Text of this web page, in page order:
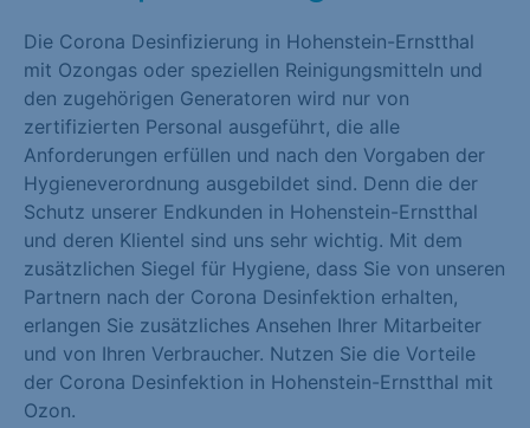
Die Corona Desinfizierung in Hohenstein-Ernstthal
mit Ozongas oder speziellen Reinigungsmitteln und
den zugehörigen Generatoren wird nur von
zertifizierten Personal ausgeführt, die alle
Anforderungen erfüllen und nach den Vorgaben der
Hygieneverordnung ausgebildet sind. Denn die der
Schutz unserer Endkunden in Hohenstein-Ernstthal
und deren Klientel sind uns sehr wichtig. Mit dem
zusätzlichen Siegel für Hygiene, dass Sie von unseren
Partnern nach der Corona Desinfektion erhalten,
erlangen Sie zusätzliches Ansehen Ihrer Mitarbeiter
und von Ihren Verbraucher. Nutzen Sie die Vorteile
der Corona Desinfektion in Hohenstein-Ernstthal mit
Ozon.